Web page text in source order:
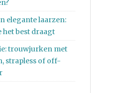
elegante laarzen:
het best draagt
trouwjurken met
strapless of off-